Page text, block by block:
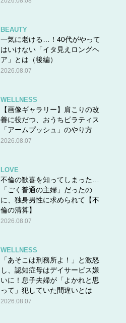
BEAUTY
一気に老ける…！40代がやって
はいけない「イタ見えロングヘ
ア」とは（後編）
2026.08.07
WELLNESS
【画像ギャラリー】肩こりの改
善に役だつ、おうちピラティス
「アームプッシュ」のやり方
2026.08.07
LOVE
不倫の歓喜を知ってしまった…
「ごく普通の主婦」だったの
に、独身男性に求められて【不
倫の清算】
2026.08.07
WELLNESS
「あそこは刑務所よ！」と激怒
し、認知症母はデイサービス嫌
いに！息子夫婦が「よかれと思
って」犯していた間違いとは
2026.08.07